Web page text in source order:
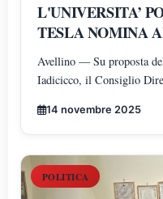
L'UNIVERSITA’
TESLA NOMINA
PRESIDENTE E
DIPARTIMENTI
ECONOMICHE,
PSICOLOGIA,
FILOSOFIA E
Avellino — Su proposta
Iadicicco, il Consiglio
articolato nei Dipartimenti
Economiche, Scienze
Filosofia e Pedagogia.
14 novembre 2025
POLITICA